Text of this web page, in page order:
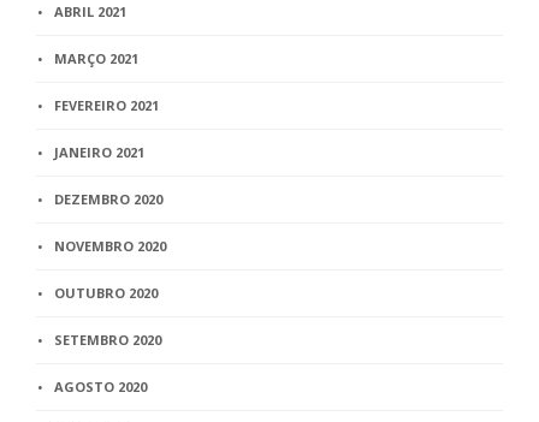
ABRIL 2021
MARÇO 2021
FEVEREIRO 2021
JANEIRO 2021
DEZEMBRO 2020
NOVEMBRO 2020
OUTUBRO 2020
SETEMBRO 2020
AGOSTO 2020